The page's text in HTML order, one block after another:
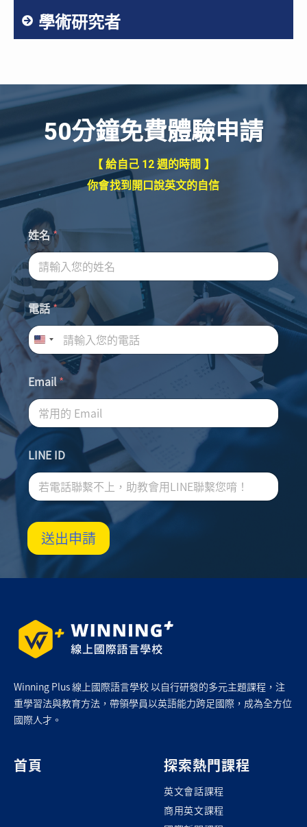
學術研究者
50分鐘免費體驗申請
【 給自己 12 週的時間 】
你會找到開口說英文的自信
姓名*
電話*
Email*
LINE ID
送出申請
Winning Plus 線上國際語言學校 以自行研發的多元主題課程，注
重學習法與教育方法，帶領學員以英語能力跨足國際，成為全方位
國際人才。
首頁 探索熱門課程
英文會話課程
商用英文課程